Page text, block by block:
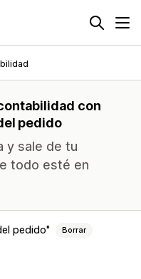
con
pedido
y sale de tu
todo esté en
pedido Borrar